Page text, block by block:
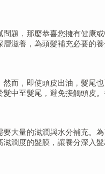
題，那麼恭喜您擁有健
滋養，為頭髮補充必要的
而，即使頭皮出油，髮
中至髮尾，避免接觸頭皮
大量的滋潤與水分補充。
潤度的髮膜，讓養分深